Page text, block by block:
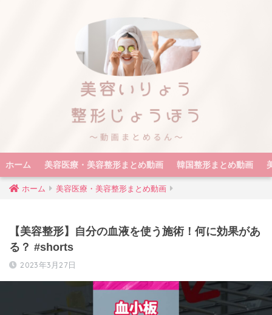
ホーム 美容医療・美容整形まとめ動画 韓国整形まとめ動画
ホーム 美容医療・美容整形まとめ動画
【美容整形】自分の血液を使う施術！何に効果があ
る？ #shorts
2023年3月27日